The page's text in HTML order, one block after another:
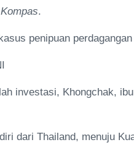
Kompas.
penipuan
investasi, Khongchak,
dari Thailand, menuju